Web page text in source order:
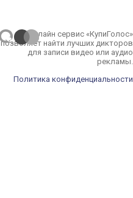
Онлайн сервис «КупиГолос»
позволяет найти лучших дикторов
для записи видео или аудио
рекламы.
Политика конфиденциальности